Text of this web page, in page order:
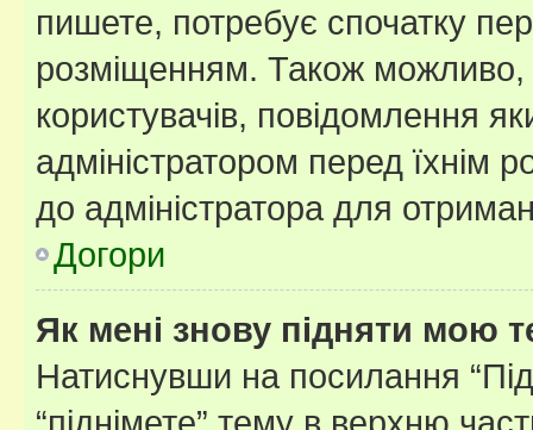
пишете, потребує спочатку
розміщенням. Також можливо,
користувачів, повідомлення
адміністратором перед їхнім
до адміністратора для
Догори
Як мені знову підняти мою
Натиснувши на посилання
“піднімете” тему в верхню